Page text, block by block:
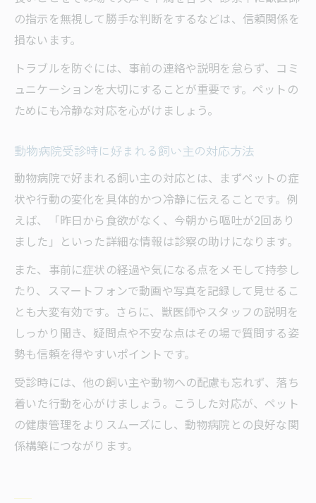
の指示を無視して勝手な判断をするなどは、信頼関係を
損ないます。
トラブルを防ぐには、事前の連絡や説明を怠らず、コミ
ュニケーションを大切にすることが重要です。ペットの
ためにも冷静な対応を心がけましょう。
動物病院受診時に好まれる飼い主の対応方法
動物病院で好まれる飼い主の対応とは、まずペットの症
状や行動の変化を具体的かつ冷静に伝えることです。例
えば、「昨日から食欲がなく、今朝から嘔吐が2回あり
ました」といった詳細な情報は診察の助けになります。
また、事前に症状の経過や気になる点をメモして持参し
たり、スマートフォンで動画や写真を記録して見せるこ
とも大変有効です。さらに、獣医師やスタッフの説明を
しっかり聞き、疑問点や不安な点はその場で質問する姿
勢も信頼を得やすいポイントです。
受診時には、他の飼い主や動物への配慮も忘れず、落ち
着いた行動を心がけましょう。こうした対応が、ペット
の健康管理をよりスムーズにし、動物病院との良好な関
係構築につながります。